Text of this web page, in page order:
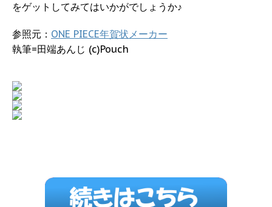
をゲットしてみてはいかがでしょうか♪
参照元： ONE PIECE年賀状メーカー
執筆=田端あんじ (c)Pouch